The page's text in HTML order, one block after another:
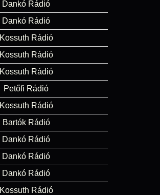
Dankó Rádió
Dankó Rádió
Kossuth Rádió
Kossuth Rádió
Kossuth Rádió
Petőfi Rádió
Kossuth Rádió
Bartók Rádió
Dankó Rádió
Dankó Rádió
Dankó Rádió
Kossuth Rádió